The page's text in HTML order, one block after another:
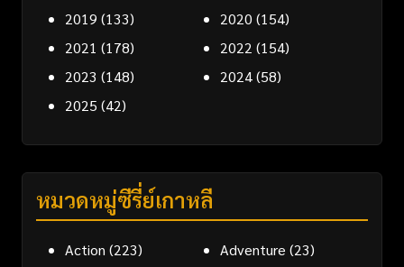
2019 (133) 2020 (154)
2021 (178) 2022 (154)
2023 (148) 2024(58)
2025 (42)
หมวดหมู่ซีรี่ย์เกาหลี
Action (223) Adventure (23)